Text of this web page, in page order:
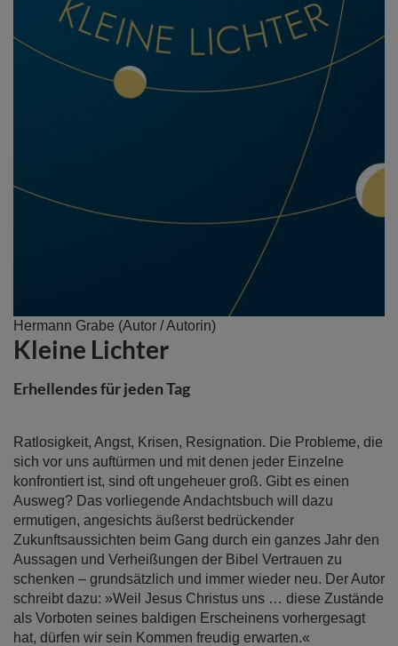
Hermann Grabe (Autor / Autorin)
Kleine Lichter
Erhellendes für jeden Tag
Ratlosigkeit, Angst, Krisen, Resignation. Die Probleme, die
sich vor uns auftürmen und mit denen jeder Einzelne
konfrontiert ist, sind oft ungeheuer groß. Gibt es einen
Ausweg? Das vorliegende Andachtsbuch will dazu
ermutigen, angesichts äußerst bedrückender
Zukunftsaussichten beim Gang durch ein ganzes Jahr den
Aussagen und Verheißungen der Bibel Vertrauen zu
schenken – grundsätzlich und immer wieder neu. Der Autor
schreibt dazu: »Weil Jesus Christus uns … diese Zustände
als Vorboten seines baldigen Erscheinens vorhergesagt
hat, dürfen wir sein Kommen freudig erwarten.«
Zum
Anfang
der
Bildergalerie